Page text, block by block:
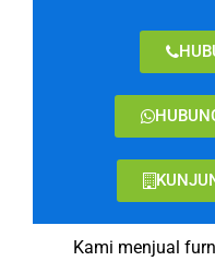
Kami menjual